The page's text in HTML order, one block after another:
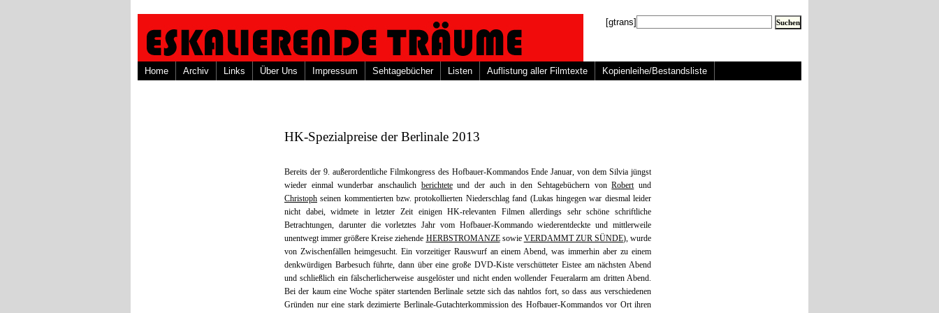
[gtrans]
Home Archiv Links Über Uns Impressum Sehtagebücher Listen Auflistung aller Filmtexte Kopienleihe/Bestandsliste
HK-Spezialpreise der Berlinale 2013
Bereits der 9. außerordentliche Filmkongress des Hofbauer-Kommandos Ende Januar, von dem Silvia jüngst
wieder einmal wunderbar anschaulich berichteteund der auch in den Sehtagebüchern vonRobertund
Christoph seinen kommentierten bzw. protokollierten Niederschlag fand (Lukas hingegen war diesmal leider
nicht dabei, widmete in letzter Zeit einigen HK-relevanten Filmen allerdings sehr schöne schriftliche
Betrachtungen, darunter die vorletztes Jahr vom Hofbauer-Kommando wiederentdeckte und mittlerweile
unentwegt immer größere Kreise ziehende HERBSTROMANZEsowie VERDAMMT ZUR SÜNDE), wurde
von Zwischenfällen heimgesucht. Ein vorzeitiger Rauswurf an einem Abend, was immerhin aber zu einem
denkwürdigen Barbesuch führte, dann über eine große DVD-Kiste verschütteter Eistee am nächsten Abend
und schließlich ein fälscherlicherweise ausgelöster und nicht enden wollender Feueralarm am dritten Abend.
Bei der kaum eine Woche später startenden Berlinale setzte sich das nahtlos fort, so dass aus verschiedenen
Gründen nur eine stark dezimierte Berlinale-Gutachterkommission des Hofbauer-Kommandos vor Ort ihren